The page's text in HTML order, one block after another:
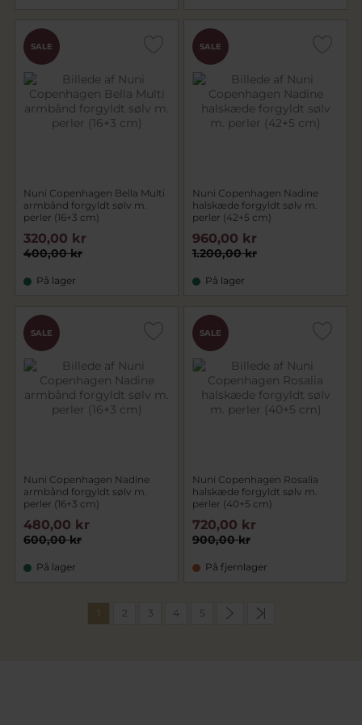
SALE
Nuni Copenhagen Bella Multi
armbånd forgyldt sølv m.
perler (16+3 cm)
400,00 kr
320,00 kr
På lager
SALE
Nuni Copenhagen Nadine
halskæde forgyldt sølv m.
perler (42+5 cm)
1.200,00 kr
960,00 kr
På lager
SALE
Nuni Copenhagen Nadine
armbånd forgyldt sølv m.
perler (16+3 cm)
600,00 kr
480,00 kr
På lager
SALE
Nuni Copenhagen Rosalia
halskæde forgyldt sølv m.
perler (40+5 cm)
900,00 kr
720,00 kr
På fjernlager
1 2 3 4 5